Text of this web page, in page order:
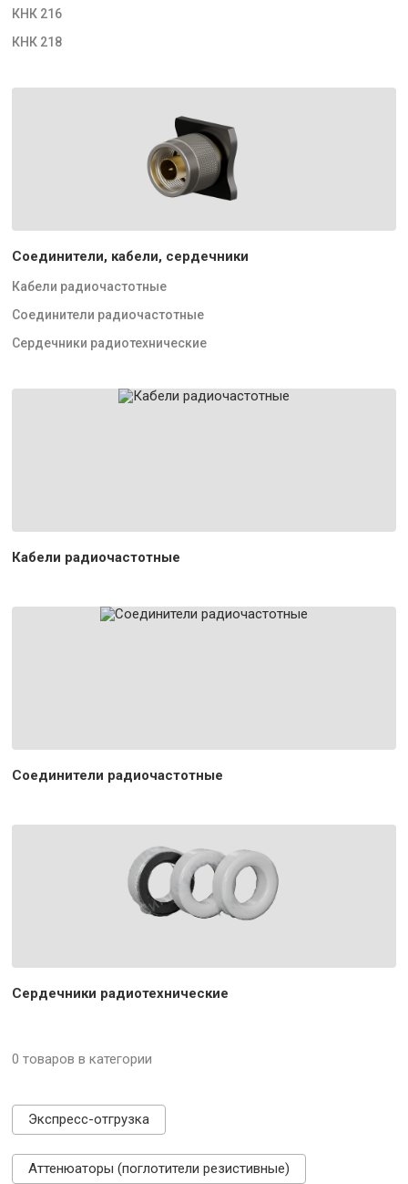
КНК 216
КНК 218
Соединители, кабели, сердечники
Кабели радиочастотные
Соединители радиочастотные
Сердечники радиотехнические
Кабели радиочастотные
Соединители радиочастотные
Сердечники радиотехнические
0 товаров в категории
Экспресс-отгрузка
Аттенюаторы (поглотители резистивные)